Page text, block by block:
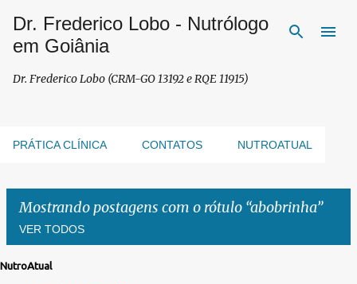
Pular para o conteúdo principal
Dr. Frederico Lobo - Nutrólogo
em Goiânia
Dr. Frederico Lobo (CRM-GO 13192 e RQE 11915)
PRÁTICA CLÍNICA CONTATOS NUTROATUAL
Mostrando postagens com o rótulo abobrinha
VER TODOS
NutroAtual